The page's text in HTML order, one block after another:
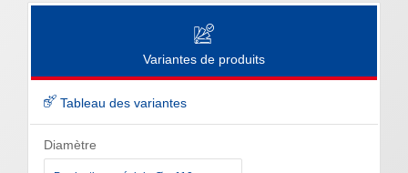
Variantes de produits
Tableau des variantes
Diamètre